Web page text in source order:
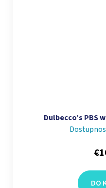
Dulbecco’s PBS
DO